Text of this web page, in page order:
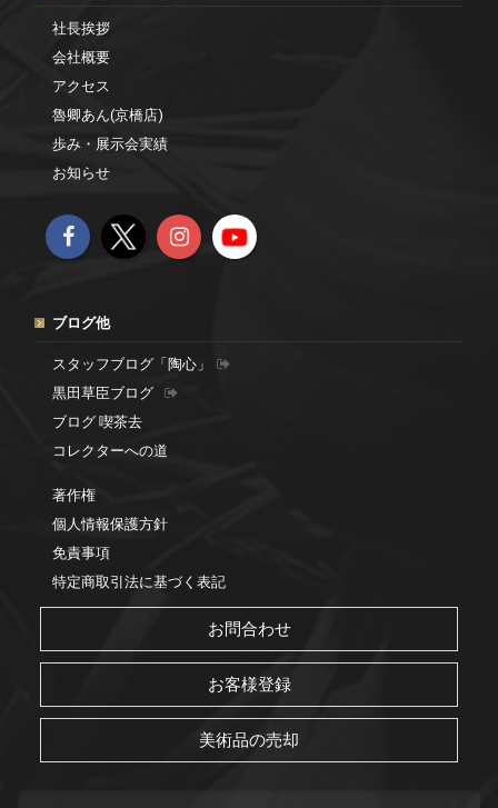
社長挨拶
会社概要
アクセス
魯卿あん(京橋店)
歩み・展示会実績
お知らせ
ブログ他
スタッフブログ「陶心」
黒田草臣ブログ
ブログ 喫茶去
コレクターへの道
著作権
個人情報保護方針
免責事項
特定商取引法に基づく表記
お問合わせ
お客様登録
美術品の売却